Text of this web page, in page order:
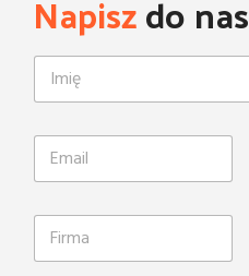
Napiszdo nas